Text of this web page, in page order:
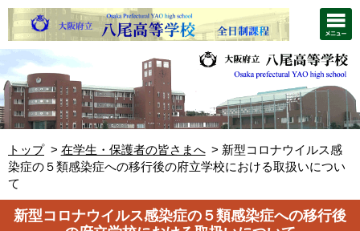
トップ 在学生・保護者の皆さまへ
新型コロナウイルス感
染症の５類感染症への移行後の府立学校における取扱いについ
て
新型コロナウイルス感染症の５類感染症への移行後